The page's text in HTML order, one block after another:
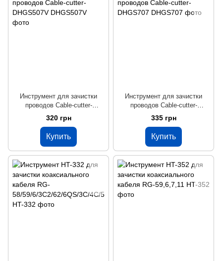
Инструмент для зачистки
проводов Cable-cutter-
DHGS507V
320 грн
Купить
Инструмент для зачистки
проводов Cable-cutter-
DHGS707
335 грн
Купить